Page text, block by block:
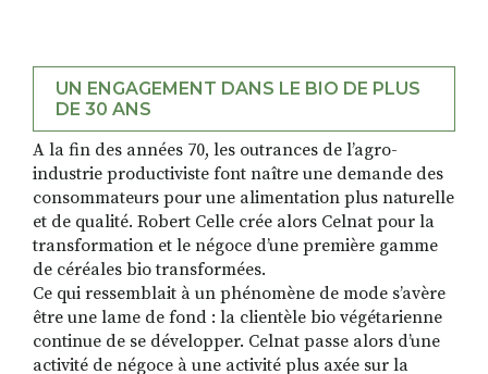
UN ENGAGEMENT DANS LE BIO DE PLUS
DE 30 ANS
A la fin des années 70, les outrances de l’agro-
industrie productiviste font naître une demande des
consommateurs pour une alimentation plus naturelle
et de qualité. Robert Celle crée alors Celnat pour la
transformation et le négoce d’une première gamme
de céréales bio transformées.
Ce qui ressemblait à un phénomène de mode s’avère
être une lame de fond : la clientèle bio végétarienne
continue de se développer. Celnat passe alors d’une
activité de négoce à une activité plus axée sur la